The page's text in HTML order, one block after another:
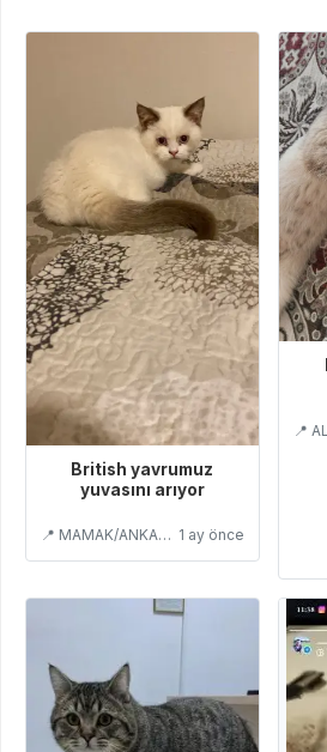
British yavrumuz
yuvasını arıyor
📍 MAMAK/ANKARA 1 ay önce